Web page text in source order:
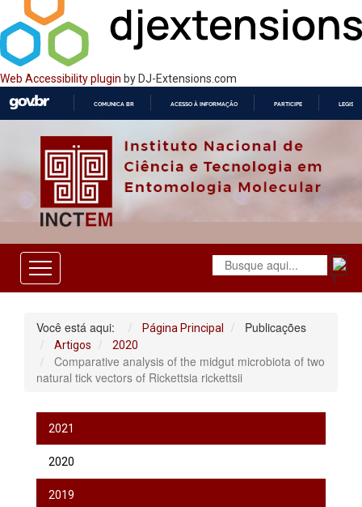
Web Accessibility plugin by DJ-Extensions.com
O
COMUNICA BR ACESSO À INFORMAÇÃO PARTICIPE
Você está aqui: Página Principal Publicações
Artigos 2020
Comparative analysis of the midgut microbiota of two
natural tick vectors of Rickettsia rickettsii
2021
2020
2019